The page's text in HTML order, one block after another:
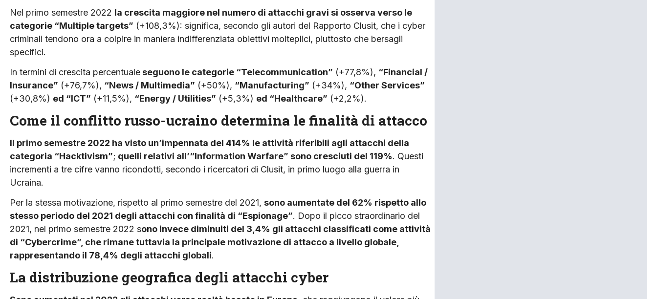
Nel primo semestre 2022 la crescita maggiore nel numero di attacchi gravi si osserva verso le
categorie “Multiple targets” (+108,3%): significa, secondo gli autori del Rapporto Clusit, che i cyber
criminali tendono ora a colpire in maniera indifferenziata obiettivi molteplici, piuttosto che bersagli
specifici.
In termini di crescita percentuale seguono le categorie “Telecommunication” (+77,8%), “Financial /
Insurance” (+76,7%), “News / Multimedia” (+50%), “Manufacturing” (+34%), “Other Services”
(+30,8%) ed “ICT” (+11,5%), “Energy / Utilities” (+5,3%) ed “Healthcare” (+2,2%).
Come il conflitto russo-ucraino determina le finalità di attacco
Il primo semestre 2022 ha visto un’impennata del 414% le attività riferibili agli attacchi della
categoria “Hacktivism”; quelli relativi all’“Information Warfare” sono cresciuti del 119%. Questi
incrementi a tre cifre vanno ricondotti, secondo i ricercatori di Clusit, in primo luogo alla guerra in
Ucraina.
Per la stessa motivazione, rispetto al primo semestre del 2021, sono aumentate del 62% rispetto allo
stesso periodo del 2021 degli attacchi con finalità di “Espionage”. Dopo il picco straordinario del
2021, nel primo semestre 2022 sono invece diminuiti del 3,4% gli attacchi classificati come attività
di “Cybercrime”, che rimane tuttavia la principale motivazione di attacco a livello globale,
rappresentando il 78,4% degli attacchi globali.
La distribuzione geografica degli attacchi cyber